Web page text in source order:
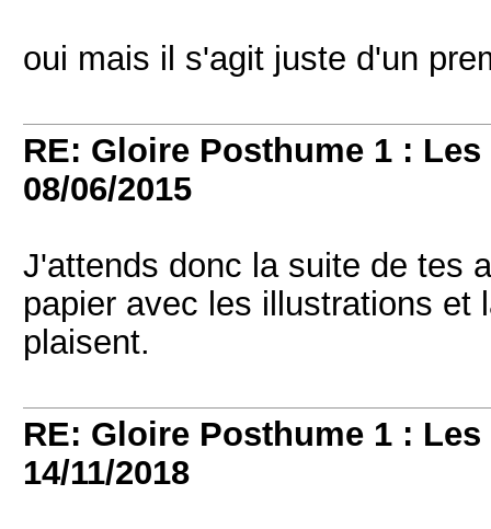
oui mais il s'agit juste d'un
RE: Gloire Posthume 1 :
08/06/2015
J'attends donc la suite de tes
papier avec les illustrations et
plaisent.
RE: Gloire Posthume 1 :
14/11/2018